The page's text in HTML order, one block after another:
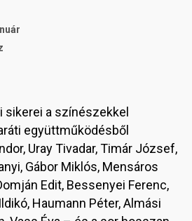
sikerei a színészekkel
együttműködésből
Uray Tivadar, Timár József,
Gábor Miklós, Mensáros
Edit, Bessenyei Ferenc,
Haumann Péter, Almási